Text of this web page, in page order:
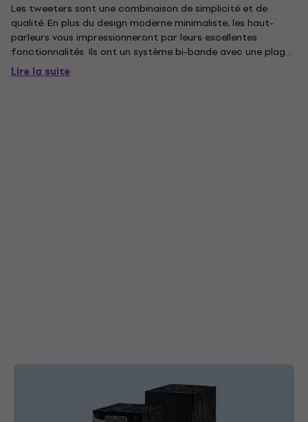
Les tweeters sont une combinaison de simplicité et de
qualité. En plus du design moderne minimaliste, les haut-
parleurs vous impressionneront par leurs excellentes
fonctionnalités. Ils ont un système bi-bande avec une plage
de fréquence de 55 Hz - 20 kHz, une impédance de 8 ohms
et une sensibilité de 89 dB. La construction de qualité
Lire la suite